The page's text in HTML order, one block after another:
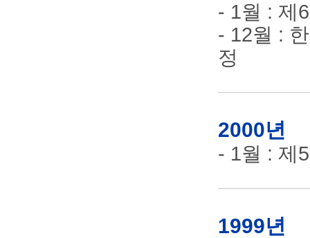
- 1월 : 제
- 12월 :
정
2000년
- 1월 : 제
1999년